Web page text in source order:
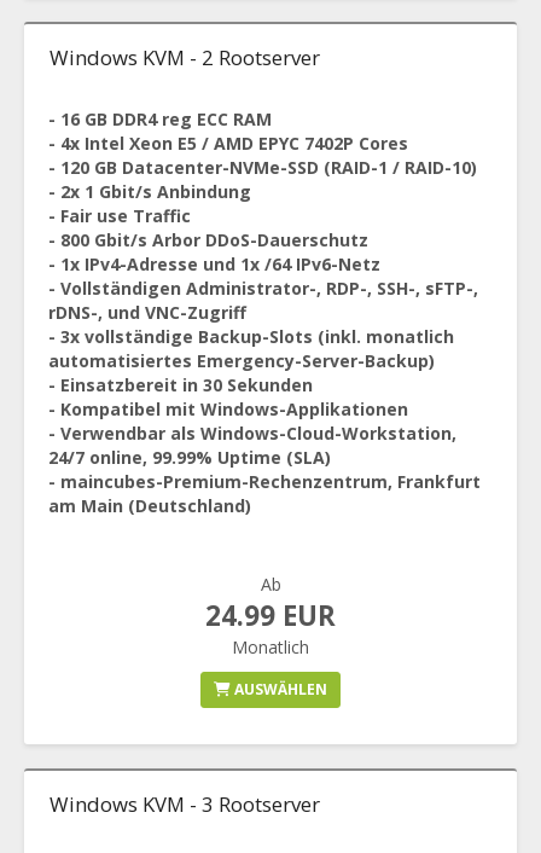
Windows KVM - 2 Rootserver
- 16 GB DDR4 reg ECC RAM
- 4x Intel Xeon E5 / AMD EPYC 7402P Cores
- 120 GB Datacenter-NVMe-SSD (RAID-1 / RAID-10)
- 2x 1 Gbit/s Anbindung
- Fair use Traffic
- 800 Gbit/s Arbor DDoS-Dauerschutz
- 1x IPv4-Adresse und 1x /64 IPv6-Netz
- Vollständigen Administrator-, RDP-, SSH-, sFTP-,
rDNS-, und VNC-Zugriff
- 3x vollständige Backup-Slots (inkl. monatlich
automatisiertes Emergency-Server-Backup)
- Einsatzbereit in 30 Sekunden
- Kompatibel mit Windows-Applikationen
- Verwendbar als Windows-Cloud-Workstation,
24/7 online, 99.99% Uptime (SLA)
- maincubes-Premium-Rechenzentrum, Frankfurt
am Main (Deutschland)
Ab
24.99 EUR
Monatlich
AUSWÄHLEN
Windows KVM - 3 Rootserver